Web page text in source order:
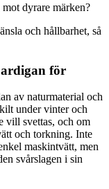
dyrare märken?
och hållbarhet, så
för
av naturmaterial och
under vinter och
vill svettas, och om
och torkning. Inte
maskintvätt, men
svårslagen i sin